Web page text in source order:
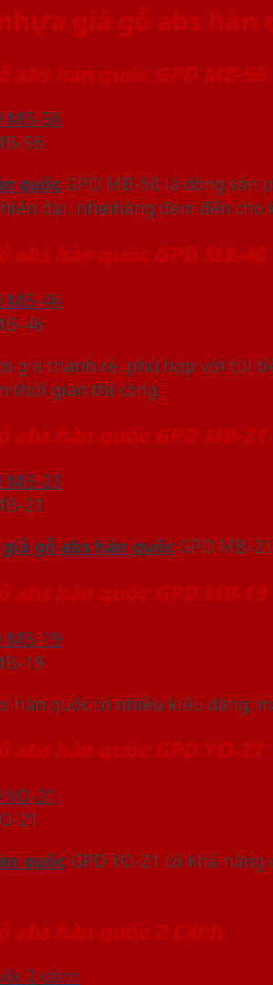
giả gỗ abs hàn
hàn quốc GPD MB-56
56
quốc GPD MB-56 là dòng sản
đại, nhẹ nhàng đem đến
hàn quốc GPD MB-46
46
giá thành rẻ, phù hợp với túi
thời gian thi công.
hàn quốc GPD MB-21
21
gỗ abs hàn quốc GPD MB-
hàn quốc GPD MB-19
19
hàn quốc có nhiều kiểu dáng,
hàn quốc GPD YO-21
21
quốc GPD YO-21 có khả
abs hàn quốc 2 Cánh